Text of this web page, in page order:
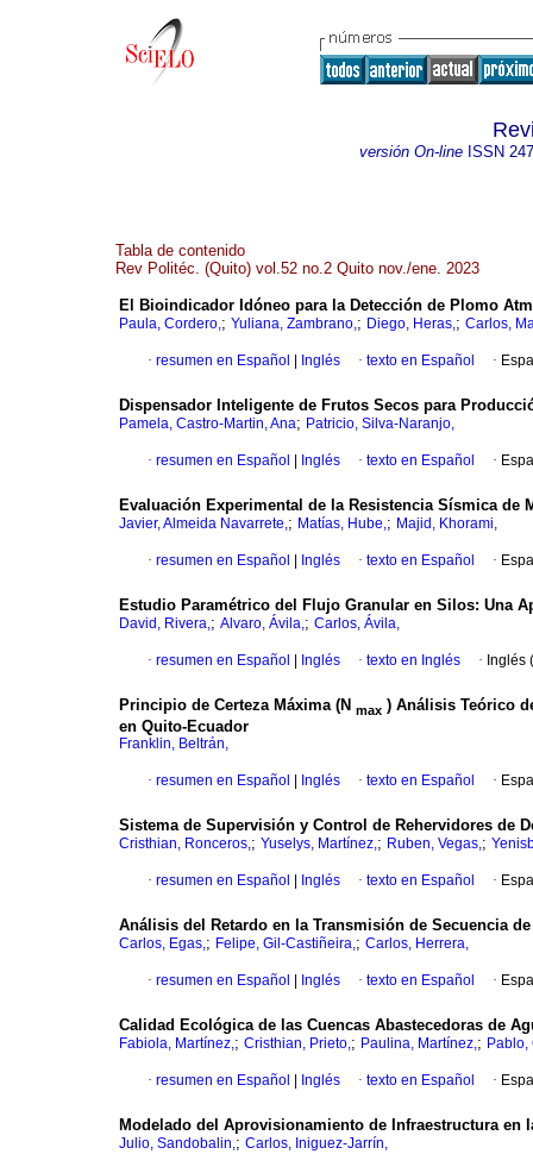
versión On-lineISSN
Tabla de contenido
Rev Politéc. (Quito) vol.52 no.2 Quito nov./ene. 2023
El Bioindicador Idóneo para la Detección de Plomo
Paula, Cordero,; Yuliana, Zambrano,; Diego, Heras,; Carlos,
· resumen en Español Inglés · texto en Español ·
Dispensador Inteligente de Frutos Secos para
Pamela, Castro-Martin, Ana; Patricio, Silva-Naranjo,
· resumen en Español Inglés · texto en Español ·
Evaluación Experimental de la Resistencia Sísmica de
Javier, Almeida Navarrete,; Matías, Hube,; Majid, Khorami,
· resumen en Español Inglés · texto en Español ·
Estudio Paramétrico del Flujo Granular en Silos: Una
David, Rivera,; Alvaro, Ávila,; Carlos, Ávila,
· resumen en Español Inglés · texto en Inglés · Inglés
Principio de Certeza Máxima (N max ) Análisis Teórico
en Quito-Ecuador
Franklin, Beltrán,
· resumen en Español Inglés · texto en Español ·
Sistema de Supervisión y Control de Rehervidores de
Cristhian, Ronceros,; Yuselys, Martínez,; Ruben, Vegas,;
· resumen en Español Inglés · texto en Español ·
Análisis del Retardo en la Transmisión de Secuencia
Carlos, Egas,; Felipe, Gil-Castiñeira,; Carlos, Herrera,
· resumen en Español Inglés · texto en Español ·
Calidad Ecológica de las Cuencas Abastecedoras de
Fabiola, Martínez,; Cristhian, Prieto,; Paulina, Martínez,; Pablo,
· resumen en Español Inglés · texto en Español ·
Modelado del Aprovisionamiento de Infraestructura en
Julio, Sandobalin,; Carlos, Iniguez-Jarrín,